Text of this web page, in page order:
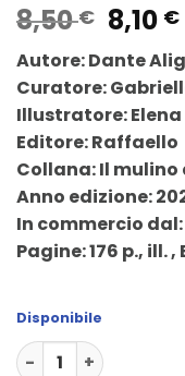
8,50€ Il
era:
8,50
8,10 €Il
Autore: Dante
Curatore:
Illustratore:
Editore: Raffaello
Collana: Il mulino
Anno edizione:
In commercio
Pagine: 176 p., ill.
Disponibile
La Divina